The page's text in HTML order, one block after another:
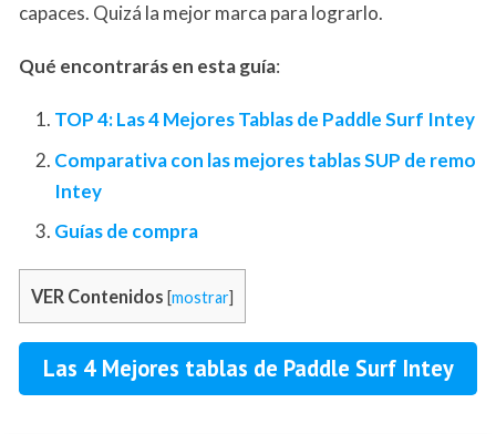
capaces. Quizá la mejor marca para lograrlo.
Qué encontrarás en esta guía:
TOP 4: Las 4 Mejores Tablas de Paddle Surf Intey
Comparativa con las mejores tablas SUP de remo
Intey
Guías de compra
VER Contenidos [mostrar]
Las 4 Mejores tablas de Paddle Surf Intey